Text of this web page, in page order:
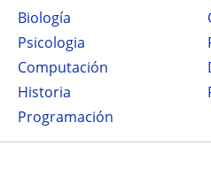
Biología
Psicologia
Computación
Historia
Programación